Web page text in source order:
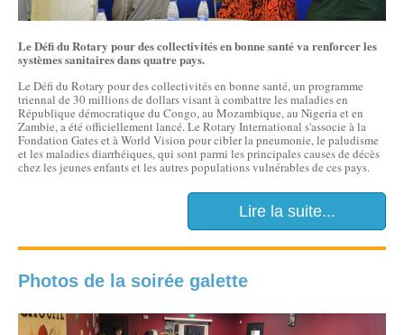
Le Défi du Rotary pour des collectivités en bonne santé va renforcer les
systèmes sanitaires dans quatre pays.
Le Défi du Rotary pour des collectivités en bonne santé, un programme
triennal de 30 millions de dollars visant à combattre les maladies en
République démocratique du Congo, au Mozambique, au Nigeria et en
Zambie, a été officiellement lancé. Le Rotary International s'associe à la
Fondation Gates et à World Vision pour cibler la pneumonie, le paludisme
et les maladies diarrhéiques, qui sont parmi les principales causes de décès
chez les jeunes enfants et les autres populations vulnérables de ces pays.
Lire la suite...
Photos de la soirée galette